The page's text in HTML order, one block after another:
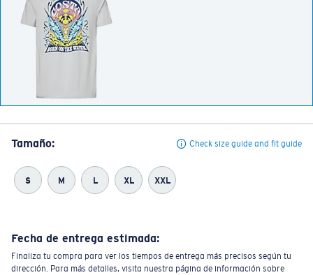
Tamaño: Check size guide and fit guide
S M L XL XXL
Fecha de entrega estimada:
Finaliza tu compra para ver los tiempos de entrega más precisos según tu
dirección. Para más detalles, visita nuestra página de información sobre